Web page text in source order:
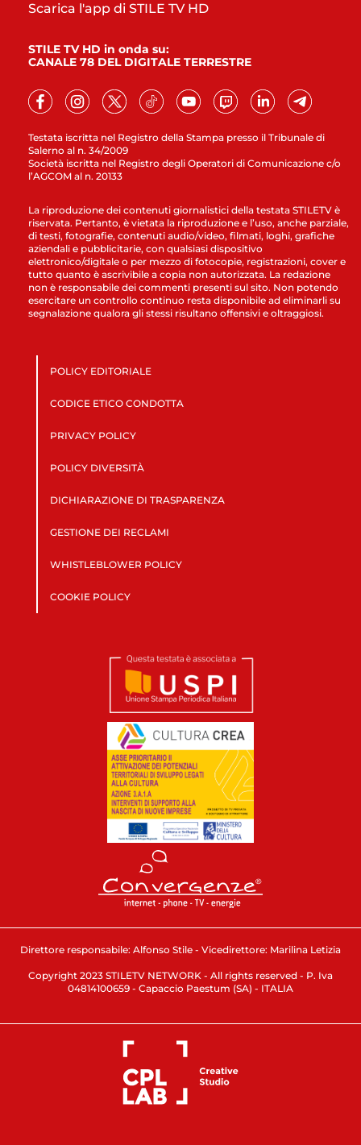
Testata iscritta nel Registro della Stampa presso il Tribunale di
Salerno al n. 34/2009
Società iscritta nel Registro degli Operatori di Comunicazione c/o
l’AGCOM al n. 20133
Scarica l'app di STILE TV HD
STILE TV HD in onda su:
CANALE 78 DEL DIGITALE TERRESTRE
La riproduzione dei contenuti giornalistici della testata STILETV è
riservata. Pertanto, è vietata la riproduzione e l’uso, anche parziale,
di testi, fotografie, contenuti audio/video, filmati, loghi, grafiche
aziendali e pubblicitarie, con qualsiasi dispositivo
elettronico/digitale o per mezzo di fotocopie, registrazioni, cover e
tutto quanto è ascrivibile a copia non autorizzata. La redazione
non è responsabile dei commenti presenti sul sito. Non potendo
esercitare un controllo continuo resta disponibile ad eliminarli su
segnalazione qualora gli stessi risultano offensivi e oltraggiosi.
POLICY EDITORIALE
CODICE ETICO CONDOTTA
PRIVACY POLICY
POLICY DIVERSITÀ
DICHIARAZIONE DI TRASPARENZA
GESTIONE DEI RECLAMI
WHISTLEBLOWER POLICY
COOKIE POLICY
Direttore responsabile: Alfonso Stile - Vicedirettore: Marilina Letizia
Copyright 2023 STILETV NETWORK - All rights reserved - P. Iva
04814100659 - Capaccio Paestum (SA) - ITALIA